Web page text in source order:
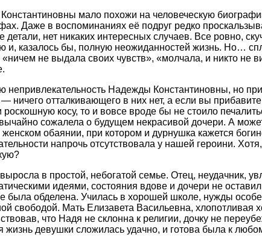
мало похожи на человеческую
Даже в воспоминаниях её подруг редко
нет никаких интересных случаев. Все ровно,
и, казалось бы, полную неожиданностей жизнь. Но…
не выдала своих чувств», «молчала, и никто не
Надежды Константиновны, но
отталкивающего в них нет, а если вы прибавите
косу, то и вовсе вроде бы не стоило
сожалела о будущем некрасивой дочери. А
обаянии, при котором и дурнушка кажется
напрочь отсутствовала у нашей героини.
в простой, небогатой семье. Отец, неудачник,
идеями, состояния вдове и дочери не
была обделена. Училась в хорошей школе, нужды
свободой. Мать Елизавета Васильевна, хлопотливая
что Надя не склонна к религии, дочку не
жизнь девушки сложилась удачно, и готова была к